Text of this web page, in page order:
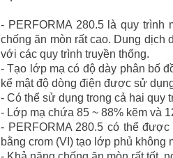
- PERFORMA 280.5 là quy trình
chống ăn mòn rất cao. Dung dịch
với các quy trình truyền thống.
- Tạo lớp mạ có độ dày phân bố
kể mật độ dòng điện được sử
- Có thể sử dụng trong cả hai quy
- Lớp mạ chứa 85 ~ 88% kẽm và
- PERFORMA 280.5 có thể
bằng crom (VI) tạo lớp phủ không